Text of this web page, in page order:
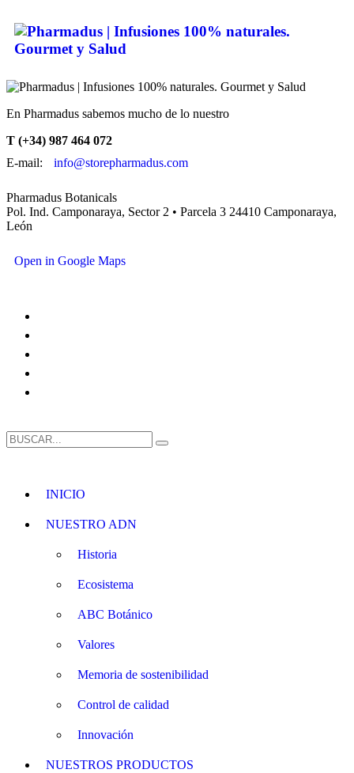
En Pharmadus sabemos mucho de lo nuestro
T (+34) 987 464 072
E-mail:
info@storepharmadus.com
Pharmadus Botanicals
Pol. Ind. Camponaraya, Sector 2 • Parcela 3 24410 Camponaraya,
León
Open in Google Maps
INICIO
NUESTRO ADN
Historia
Ecosistema
ABC Botánico
Valores
Memoria de sostenibilidad
Control de calidad
Innovación
NUESTROS PRODUCTOS